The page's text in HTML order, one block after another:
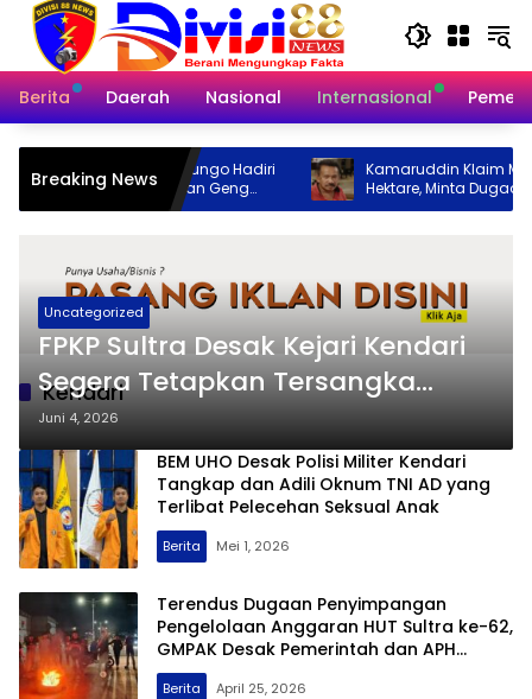
Langsung
konten
Berita
Daerah Nasional Internasional
Breaking News
Polres Bungo Hadiri
Liar dan Geng
Kamaruddin Klaim Miliki Lahan Empat
Hektare, Minta Dugaan Persoalan
Pertanahan Diusut Secara Transparan
Kendari
Uncategorized
FPKP Sultra Desak Kejari Kendari
Segera Tetapkan Tersangka
Kasus Dugaan Korupsi PPG UHO
Juni 4, 2026
BEM UHO Desak Polisi Militer Kendari
Tangkap dan Adili Oknum TNI AD yang
Terlibat Pelecehan Seksual Anak
Berita Mei 1, 2026
Terendus Dugaan Penyimpangan
Pengelolaan Anggaran HUT Sultra ke-62,
GMPAK Desak Pemerintah dan APH
Tindak Tegas Oknum Pelaku Pungli
Berita April 25, 2026